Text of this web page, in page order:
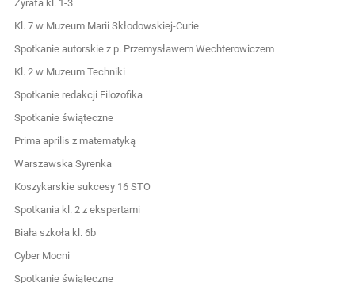
Żyrafa kl. 1-3
Kl. 7 w Muzeum Marii Skłodowskiej-Curie
Spotkanie autorskie z p. Przemysławem Wechterowiczem
Kl. 2 w Muzeum Techniki
Spotkanie redakcji Filozofika
Spotkanie świąteczne
Prima aprilis z matematyką
Warszawska Syrenka
Koszykarskie sukcesy 16 STO
Spotkania kl. 2 z ekspertami
Biała szkoła kl. 6b
Cyber Mocni
Spotkanie świąteczne